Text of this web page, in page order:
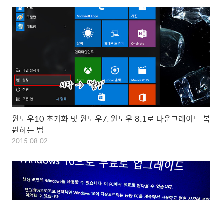
윈도우10 초기화 및 윈도우7, 윈도우 8.1로 다운그레이드 복
원하는 법
2015.08.02